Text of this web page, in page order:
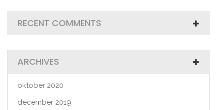
RECENT COMMENTS
ARCHIVES
oktober 2020
december 2019